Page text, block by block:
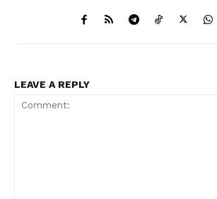
LEAVE A REPLY